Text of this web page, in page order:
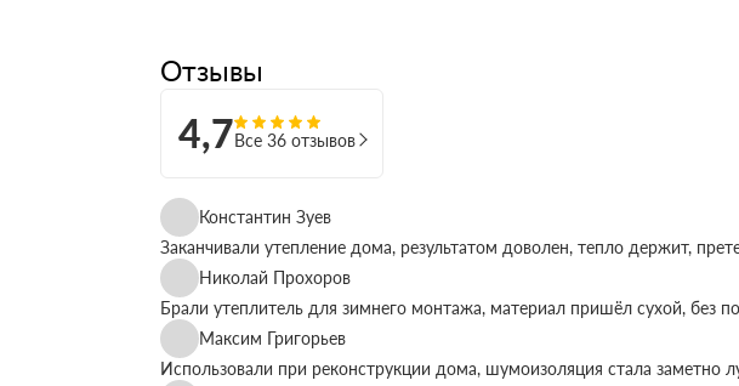
Отзывы
4,7Все 36 отзывов
Константин Зуев
Заканчивали утепление дома, результатом доволен, тепло держит,
Николай Прохоров
Брали утеплитель для зимнего монтажа, материал пришёл сухой, без
Максим Григорьев
Использовали при реконструкции дома, шумоизоляция стала заметно